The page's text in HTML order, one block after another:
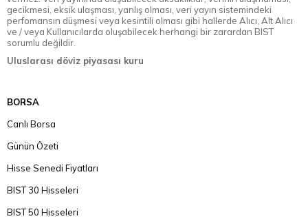
gecikmesi, eksik ulaşması, yanlış olması, veri yayın sistemindeki
perfomansın düşmesi veya kesintili olması gibi hallerde Alıcı, Alt Alıcı
ve / veya Kullanıcılarda oluşabilecek herhangi bir zarardan BIST
sorumlu değildir.
Uluslarası döviz piyasası kuru
BORSA
Canlı Borsa
Günün Özeti
Hisse Senedi Fiyatları
BIST 30 Hisseleri
BIST 50 Hisseleri